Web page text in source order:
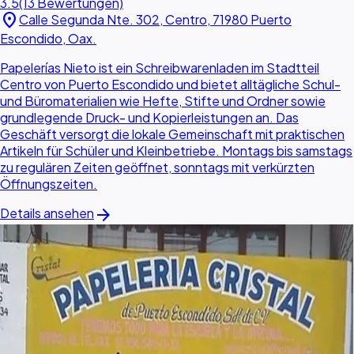
location_onCalle Segunda Nte. 302, Centro, 71980 Puerto
Escondido, Oax.
Papelerías Nieto ist ein Schreibwarenladen im Stadtteil
Centro von Puerto Escondido und bietet alltägliche Schul-
und Büromaterialien wie Hefte, Stifte und Ordner sowie
grundlegende Druck- und Kopierleistungen an. Das
Geschäft versorgt die lokale Gemeinschaft mit praktischen
Artikeln für Schüler und Kleinbetriebe. Montags bis samstags
zu regulären Zeiten geöffnet, sonntags mit verkürzten
Öffnungszeiten.
Details ansehen arrow_forward